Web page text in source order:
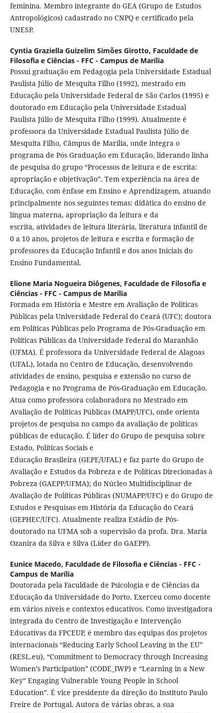
feminina. Membro integrante do GEA (Grupo de Estudos
Antropológicos) cadastrado no CNPQ e certificado pela
UNESP.
Cyntia Graziella Guizelim Simões Girotto, Faculdade de
Filosofia e Ciências - FFC - Campus de Marília
Possui graduação em Pedagogia pela Universidade Estadual
Paulista Júlio de Mesquita Filho (1992), mestrado em
Educação pela Universidade Federal de São Carlos (1995) e
doutorado em Educação pela Universidade Estadual
Paulista Júlio de Mesquita Filho (1999). Atualmente é
professora da Universidade Estadual Paulista Júlio de
Mesquita Filho, Câmpus de Marília, onde integra o
programa de Pós Graduação em Educação, liderando linha
de pesquisa do grupo “Processos de leitura e de escrita:
apropriação e objetivação”. Tem experiência na área de
Educação, com ênfase em Ensino e Aprendizagem, atuando
principalmente nos seguintes temas: didática do ensino de
língua materna, apropriação da leitura e da
escrita, atividades de leitura literária, literatura infantil de
0 a 10 anos, projetos de leitura e escrita e formação de
professores da Educação Infantil e dos anos Iniciais do
Ensino Fundamental.
Elione Maria Nogueira Di´ógenes, Faculdade de Filosofia e
Ciências - FFC - Campus de Marília
Formada em História e Mestre em Avaliação de Políticas
Públicas pela Universidade Federal do Ceará (UFC); doutora
em Políticas Públicas pelo Programa de Pós-Graduação em
Políticas Públicas da Universidade Federal do Maranhão
(UFMA). É professora da Universidade Federal de Alagoas
(UFAL), lotada no Centro de Educação, desenvolvendo
atividades de ensino, pesquisa e extensão no curso de
Pedagogia e no Programa de Pós-Graduação em Educação.
Atua como professora colaboradora no Mestrado em
Avaliação de Políticas Públicas (MAPP/UFC), onde orienta
projetos de pesquisa no campo da avaliação de políticas
públicas de educação. É líder do Grupo de pesquisa sobre
Estado, Políticas Sociais e
Educação Brasileira (GEPE/UFAL) e faz parte do Grupo de
Avaliação e Estudos da Pobreza e de Políticas Direcionadas à
Pobreza (GAEPP/UFMA); do Núcleo Multidisciplinar de
Avaliação de Políticas Públicas (NUMAPP/UFC) e do Grupo de
Estudos e Pesquisas em História da Educação do Ceará
(GEPHEC/UFC). Atualmente realiza Estádio de Pós-
doutorado na UFMA sob a supervisão da profa. Dra. Maria
Ozanira da Silva e Silva (Líder do GAEPP).
Eunice Macedo, Faculdade de Filosofia e Ciências - FFC -
Campus de Marília
Doutorada pela Faculdade de Psicologia e de Ciências da
Educação da Universidade do Porto. Exerceu como docente
em vários níveis e contextos educativos. Como investigadora
integrada do Centro de Investigação e Intervenção
Educativas da FPCEUP, é membro das equipas dos projetos
internacionais “Reducing Early School Leaving in the EU”
(RESL.eu), “Commitment to Democracy through Increasing
Women’s Participation” (CODE_IWP) e “Learning in a New
Key” Engaging Vulnerable Young People in School
Education”. É vice presidente da direção do Instituto Paulo
Freire de Portugal. Autora de várias obras, a sua